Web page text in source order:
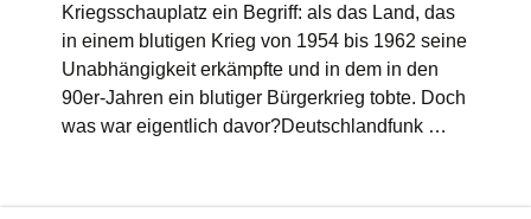
Kriegsschauplatz ein Begriff: als das Land, das
in einem blutigen Krieg von 1954 bis 1962 seine
Unabhängigkeit erkämpfte und in dem in den
90er-Jahren ein blutiger Bürgerkrieg tobte. Doch
was war eigentlich davor?Deutschlandfunk …